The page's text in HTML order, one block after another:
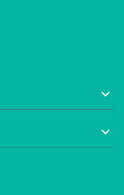

